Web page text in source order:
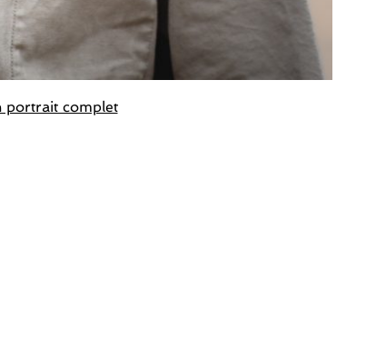
portrait complet